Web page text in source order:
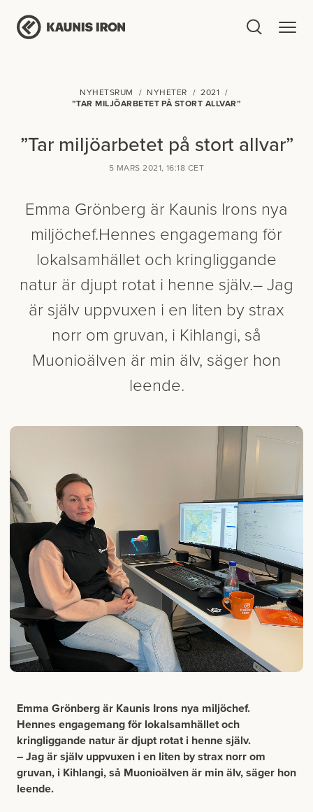
NYHETSRUM NYHETER
2021
”TAR MILJÖARBETET PÅ STORT ALLVAR”
”Tar miljöarbetet på stort allvar”
5 MARS 2021, 16:18 CET
Emma Grönberg är Kaunis Irons nya
miljöchef.Hennes engagemang för
lokalsamhället och kringliggande
natur är djupt rotat i henne själv.– Jag
är själv uppvuxen i en liten by strax
norr om gruvan, i Kihlangi, så
Muonioälven är min älv, säger hon
leende.
Emma Grönberg är Kaunis Irons nya miljöchef.
Hennes engagemang för lokalsamhället och
kringliggande natur är djupt rotat i henne själv.
– Jag är själv uppvuxen i en liten by strax norr om
gruvan, i Kihlangi, så Muonioälven är min älv, säger hon
leende.